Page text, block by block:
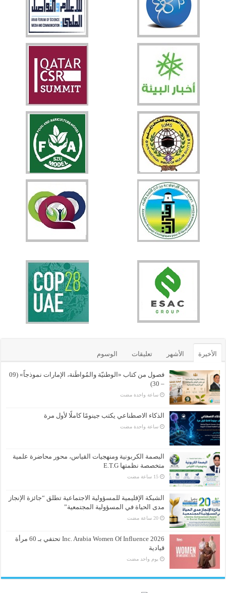
الأخيرة الأشهر تعليقات الوسوم
فصول من كتاب «الوطنيّة والمُواطَنة، الإمارات نموذجاً» (09
– 30)
‏ساعة واحدة مضت
الذكاء الاصطناعي يكتب جينومًا كاملًا لأول مرة
‏ساعة واحدة مضت
البصمة الكربونية ومنهجيات القياس، محور محاضرة علمية
متخصصة نظمتها E.T.G
الشبكة الإقليمية للمسؤولية الاجتماعية تطلق “جائزة الإنجاز
مدى الحياة في المسؤولية المجتمعية”
Inc. Arabia Women Of Influence 2026 تحتفي بـ 60 مرأة
قيادية
‏يوم واحد مضت